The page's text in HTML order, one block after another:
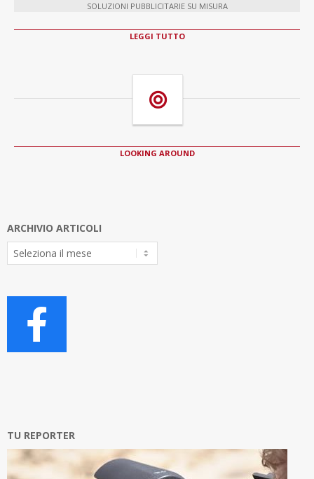
SOLUZIONI PUBBLICITARIE SU MISURA
LEGGI TUTTO
LOOKING AROUND
ARCHIVIO ARTICOLI
Archivio
Articoli
TU REPORTER